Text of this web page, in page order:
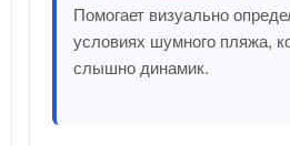
Помогает визуально
условиях шумного пляжа,
слышно динамик.